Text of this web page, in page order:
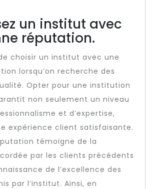
un institut avec
réputation.
choisir un institut avec une
lorsqu’on recherche des
Opter pour une institution
non seulement un niveau
et d’expertise,
expérience client satisfaisante.
témoigne de la
par les clients précédents
de l’excellence des
par l’institut. Ainsi, en